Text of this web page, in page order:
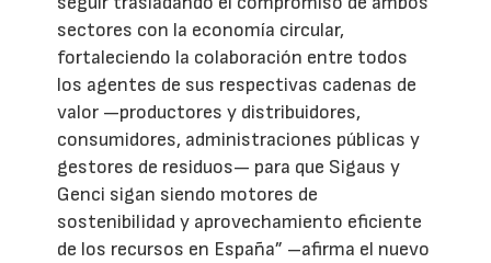
sectores con la economía circular,
fortaleciendo la colaboración entre todos
los agentes de sus respectivas cadenas de
valor —productores y distribuidores,
consumidores, administraciones públicas y
gestores de residuos— para que Sigaus y
Genci sigan siendo motores de
sostenibilidad y aprovechamiento eficiente
de los recursos en España” –afirma el nuevo